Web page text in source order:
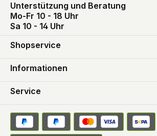
Unterstützung und Beratung
Mo-Fr 10 - 18 Uhr
Sa 10 - 14 Uhr
Shopservice
Informationen
Service